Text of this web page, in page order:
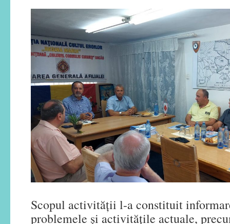
Scopul activității l-a constituit
problemele și activitățile actuale,